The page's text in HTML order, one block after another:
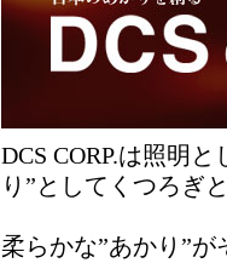
DCS CORP.は照明
り”としてくつろぎ
柔らかな”あかり”